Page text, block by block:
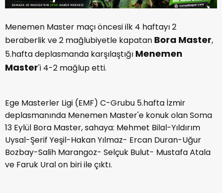
Menemen Master maçı öncesi ilk 4 haftayı 2
beraberlik ve 2 mağlubiyetle kapatan Bora Master,
5.hafta deplasmanda karşılaştığı Menemen
Master'i 4-2 mağlup etti.
Ege Masterler Ligi (EMF) C-Grubu 5.hafta İzmir
deplasmanında Menemen Master'e konuk olan Soma
13 Eylül Bora Master, sahaya: Mehmet Bilal-Yıldırım
Uysal-Şerif Yeşil-Hakan Yılmaz- Ercan Duran-Uğur
Bozbay-Salih Marangoz- Selçuk Bulut- Mustafa Atala
ve Faruk Ural on biri ile çıktı.